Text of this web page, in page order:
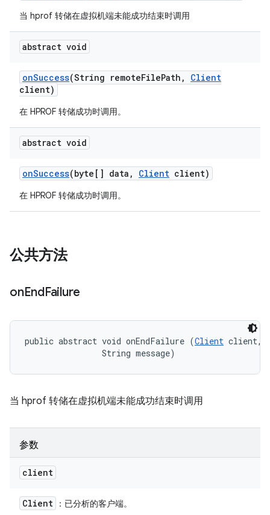
当 hprof 转储在虚拟机端未能成功结束时调用
abstract void
onSuccess(String remoteFilePath ,
Client
client)
在 HPROF 转储成功时调用。
abstract void
onSuccess(byte[] data , Client client)
在 HPROF 转储成功时调用。
公共方法
onEndFailure
public abstract void onEndFailure (Client client,
                String message)
当 hprof 转储在虚拟机端未能成功结束时调用
参数
client
Client ：已分析的客户端。